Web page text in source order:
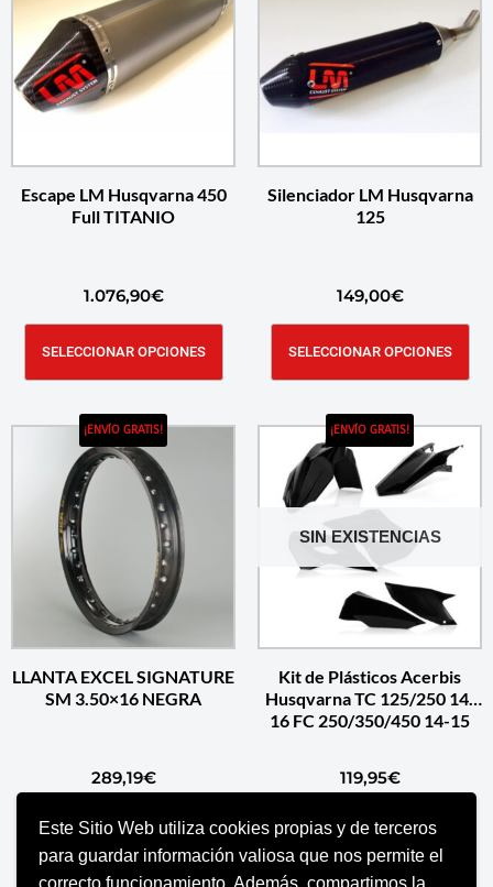
Este Sitio Web utiliza cookies propias y de terceros
para guardar información valiosa que nos permite el
correcto funcionamiento. Además, compartimos la
Escape LM Husqvarna 450
Full TITANIO
1.076,90€
SELECCIONAR OPCIONES
Silenciador LM Husqvarna
125
149,00€
SELECCIONAR OPCIONES
¡ENVÍO GRATIS!
LLANTA EXCEL SIGNATURE
SM 3.50×16 NEGRA
289,19€
AÑADIR AL CARRITO
SIN EXISTENCIAS
¡ENVÍO GRATIS!
Kit de Plásticos Acerbis
Husqvarna TC 125/250 14-
16 FC 250/350/450 14-15
119,95€
SELECCIONAR OPCIONES